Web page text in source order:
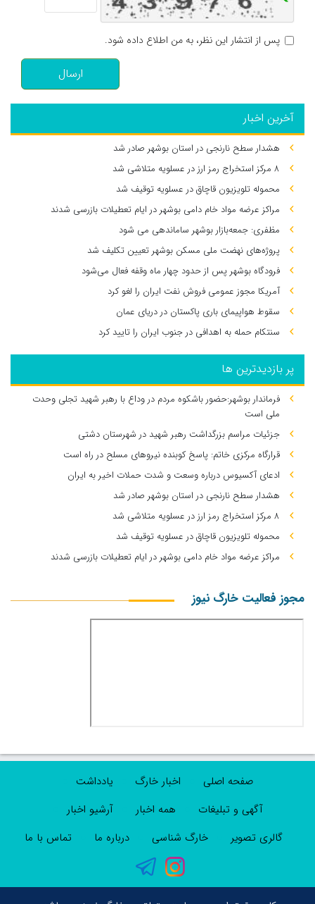
پس از انتشار این نظر، به من اطلاع داده شود.
ارسال
آخرین اخبار
هشدار سطح نارنجی در استان بوشهر صادر شد
۸ مرکز استخراج رمز ارز در عسلویه متلاشی شد
محموله تلویزیون قاچاق در عسلویه توقیف شد
مراکز عرضه مواد خام دامی بوشهر در ایام تعطیلات بازرسی شدند
مظفری: جمعه‌بازار بوشهر ساماندهی می‌ شود
پروژه‌های نهضت ملی مسکن بوشهر تعیین تکلیف شد
فرودگاه بوشهر پس از حدود چهار ماه وقفه فعال می‌شود
آمریکا مجوز عمومی فروش نفت ایران را لغو کرد
سقوط هواپیمای باری پاکستان در دریای عمان
سنتکام حمله به اهدافی در جنوب ایران را تایید کرد
پر بازدیدترین ها
فرماندار بوشهر:حضور باشکوه مردم در وداع با رهبر شهید تجلی وحدت
ملی است
جزئیات مراسم بزرگداشت رهبر شهید در شهرستان دشتی
قرارگاه مرکزی خاتم: پاسخ کوبنده نیروهای مسلح در راه است
ادعای آکسیوس درباره وسعت و شدت حملات اخیر به ایران
هشدار سطح نارنجی در استان بوشهر صادر شد
۸ مرکز استخراج رمز ارز در عسلویه متلاشی شد
محموله تلویزیون قاچاق در عسلویه توقیف شد
مراکز عرضه مواد خام دامی بوشهر در ایام تعطیلات بازرسی شدند
مجوز فعالیت خارگ نیوز
صفحه اصلی اخبار خارگ
یادداشت
آگهی و تبلیغات
همه اخبار
آرشیو اخبار
گالری تصویر
خارگ شناسی درباره ما تماس با ما